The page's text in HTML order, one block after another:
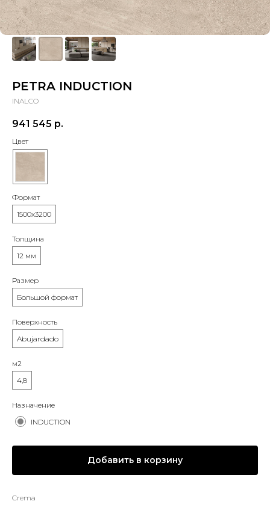
PETRA INDUCTION
INALCO
941 545 р.
Цвет
Формат
1500х3200
Толщина
12 мм
Размер
Большой формат
Поверхность
Abujardado
м2
4,8
Назначение
INDUCTION
Добавить в корзину
Crema